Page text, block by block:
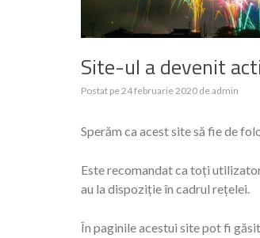
Site-ul a devenit
Postat pe24 februarie 2020 deadmin
Sperăm ca acest site să fie de
Este recomandat ca toți
au la dispoziție în cadrul rețelei.
În paginile acestui site pot fi